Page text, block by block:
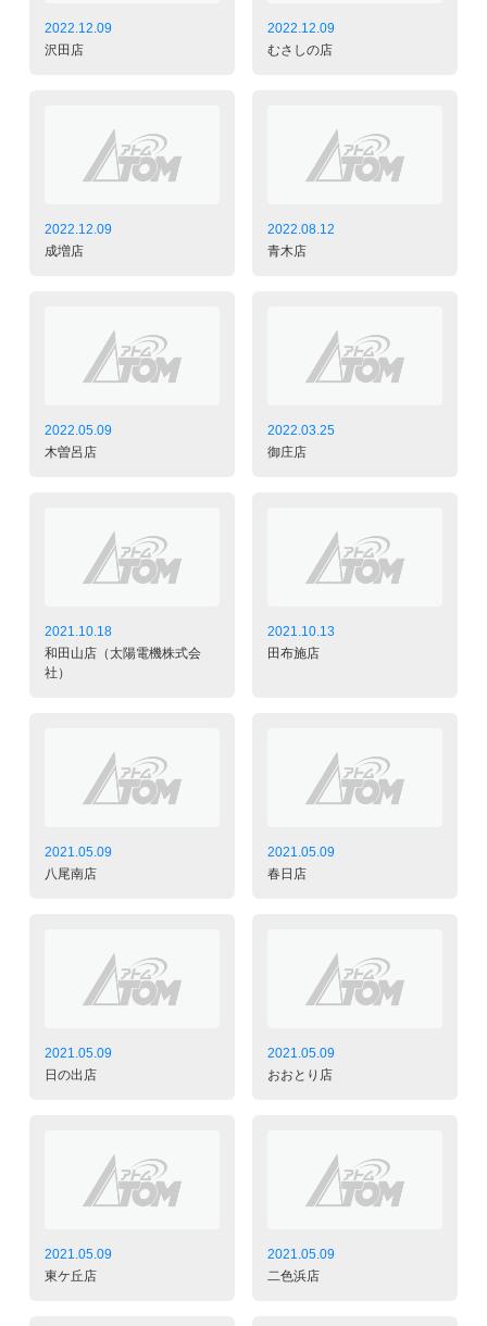
2022.12.09
沢田店
2022.12.09
むさしの店
2022.12.09
成増店
2022.08.12
青木店
2022.05.09
木曽呂店
2022.03.25
御庄店
2021.10.18
和田山店（太陽電機株式会
社）
2021.10.13
田布施店
2021.05.09
八尾南店
2021.05.09
春日店
2021.05.09
日の出店
2021.05.09
おおとり店
2021.05.09
東ケ丘店
2021.05.09
二色浜店